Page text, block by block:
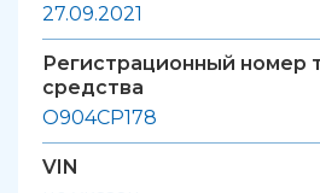
27.09.2021
Регистрационный номер
средства
О904СР178
VIN